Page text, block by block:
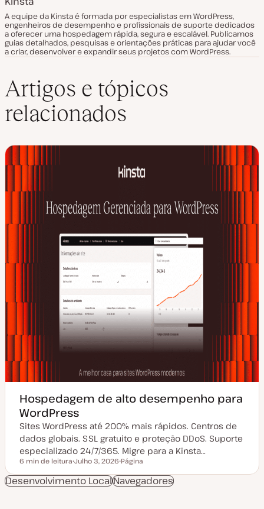
A equipe da Kinsta é formada por especialistas em WordPress,
engenheiros de desempenho e profissionais de suporte dedicados
a oferecer uma hospedagem rápida, segura e escalável. Publicamos
guias detalhados, pesquisas e orientações práticas para ajudar você
a criar, desenvolver e expandir seus projetos com WordPress.
Artigos e tópicos
relacionados
Hospedagem de alto desempenho para
WordPress
Sites WordPress até 200% mais rápidos. Centros de
dados globais. SSL gratuito e proteção DDoS. Suporte
especializado 24/7/365. Migre para a Kinsta…
Tempo de leitura
6 min de leitura
a
t
Julho 3, 2026
i
p
Página
Desenvolvimento LocalNavegadores